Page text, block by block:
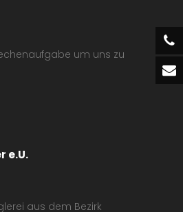
um uns zu
e.U.
aus dem Bezirk